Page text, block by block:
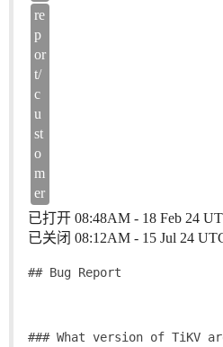
已打开 08:48AM - 18 Feb 24
已关闭 08:12AM - 15 Jul 24
re
p
or
t/
c
u
st
o
m
er
## Bug Report
### What version of TiKV